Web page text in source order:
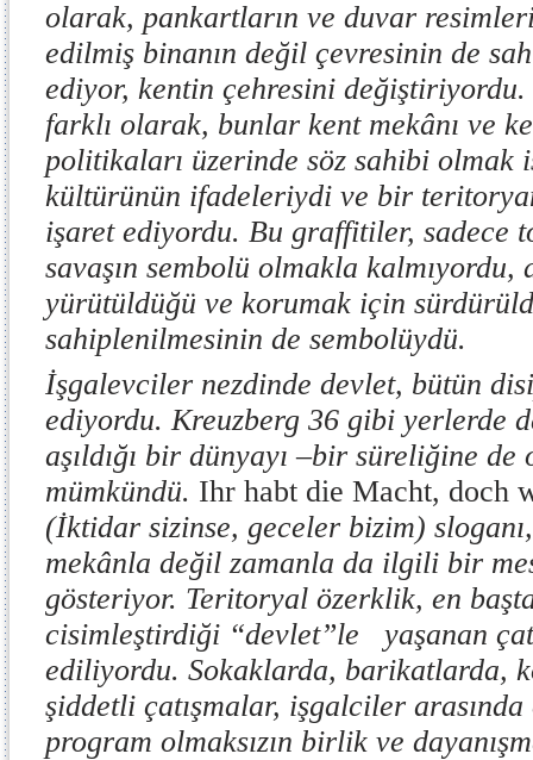
olarak, pankartların ve duvar
edilmiş binanın değil çevresinin de
ediyor, kentin çehresini değiştiriyordu.
farklı olarak, bunlar kent mekânı ve
politikaları üzerinde söz sahibi olmak
kültürünün ifadeleriydi ve bir
işaret ediyordu. Bu graffitiler, sadece
savaşın sembolü olmakla kalmıyordu,
yürütüldüğü ve korumak için
sahiplenilmesinin de sembolüydü.
İşgalevciler nezdinde devlet, bütün
ediyordu. Kreuzberg 36 gibi yerlerde
aşıldığı bir dünyayı –bir süreliğine
mümkündü. Ihr habt die Macht, doch
(İktidar sizinse, geceler bizim)
mekânla değil zamanla da ilgili bir
gösteriyor. Teritoryal özerklik, en
cisimleştirdiği “devlet”le yaşanan
ediliyordu. Sokaklarda, barikatlarda,
şiddetli çatışmalar, işgalciler
program olmaksızın birlik ve